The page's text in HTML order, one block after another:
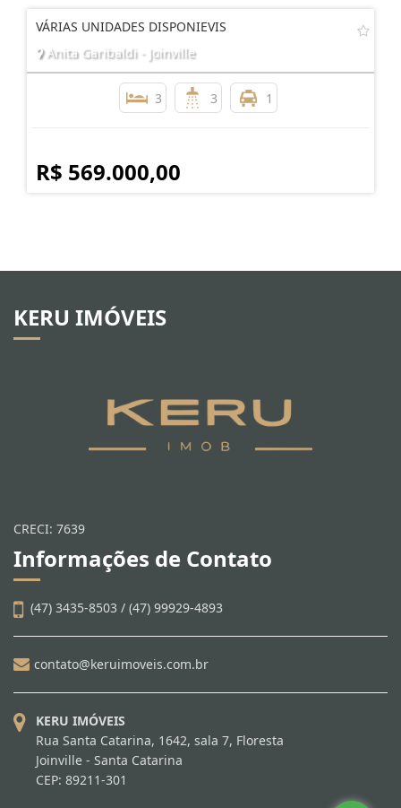
VÁRIAS UNIDADES DISPONIEVIS
Anita Garibaldi - Joinville
3 3 1
R$ 569.000,00
KERU IMÓVEIS
CRECI: 7639
Informações de Contato
(47) 3435-8503 / (47) 99929-4893
contato@keruimoveis.com.br
KERU IMÓVEIS
Rua Santa Catarina, 1642, sala 7, Floresta
Joinville - Santa Catarina
CEP: 89211-301